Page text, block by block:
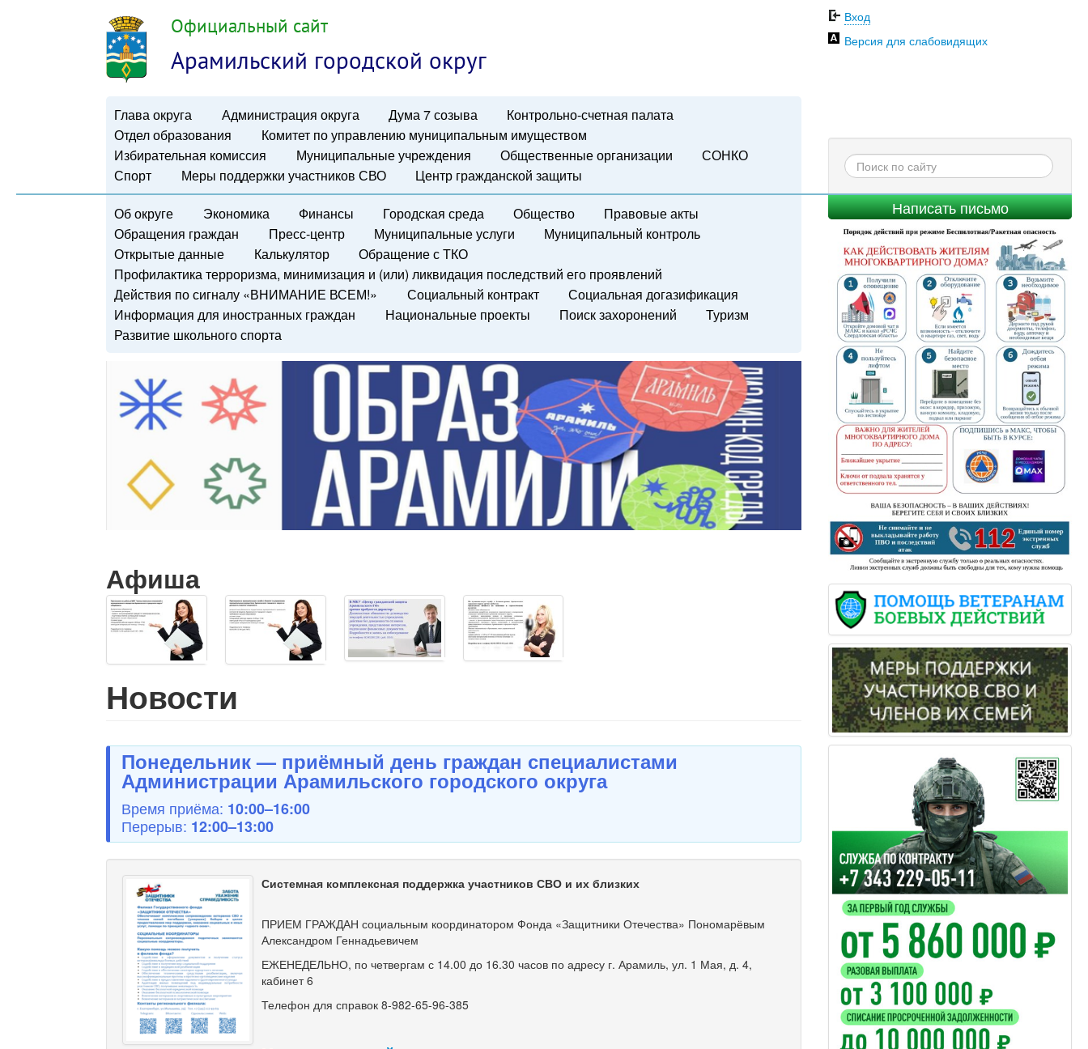
Официальный сайт
Арамильский городской округ
Глава округа Администрация округа Дума 7 созыва
Контрольно-счетная палата
Отдел образования
Комитет по управлению муниципальным имуществом
Избирательная комиссия
Муниципальные учреждения Общественные организации
СОНКО
Спорт
Меры поддержки участников СВО Центр гражданской защиты
Вход
Версия для слабовидящих
Написать письмо
Об округе Экономика Финансы Городская среда Общество
Правовые акты
Обращения граждан
Пресс-центр Муниципальные услуги
Муниципальный контроль
Открытые данные
Калькулятор
Обращение с ТКО
Профилактика терроризма, минимизация и (или) ликвидация последствий его проявлений
Действия по сигналу «ВНИМАНИЕ ВСЕМ!»
Социальный контракт
Социальная догазификация
Информация для иностранных граждан
Национальные проекты Поиск захоронений
Туризм
Развитие школьного спорта
Афиша
Новости
Понедельник — приёмный день граждан специалистами
Администрации Арамильского городского округа
Время приёма: 10:00–16:00
Перерыв: 12:00–13:00
Системная комплексная поддержка участников СВО и их близких
ПРИЕМ ГРАЖДАН социальным координатором Фонда «Защитники Отечества» Пономарёвым
Александром Геннадьевичем
ЕЖЕНЕДЕЛЬНО, по четвергам с 14.00 до 16.30 часов по адресу г. Арамиль, ул. 1 Мая, д. 4,
кабинет 6
Телефон для справок 8-982-65-96-385